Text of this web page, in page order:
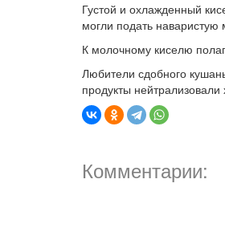
Густой и охлажденный
могли подать
К молочному киселю
Любители сдобного
продукты
Комментарии: